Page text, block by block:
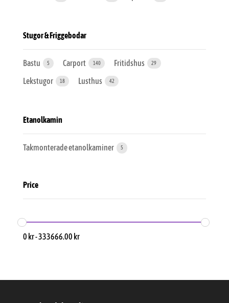
Stugor & Friggebodar
Bastu 5 Carport 140 Fritidshus 29
Lekstugor 18 Lusthus 42
Etanolkamin
Takmonterade etanolkaminer 5
Price
0 kr-333666.00 kr